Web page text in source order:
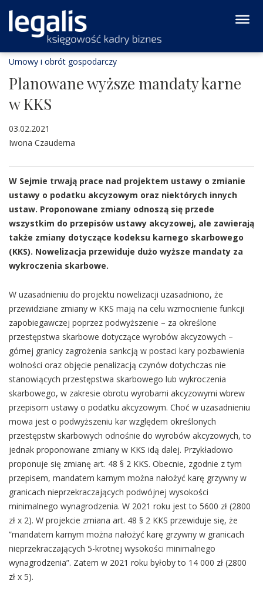
Umowy i obrót gospodarczy
Planowane wyższe mandaty karne
w KKS
03.02.2021
Iwona Czauderna
W Sejmie trwają prace nad projektem ustawy o zmianie
ustawy o podatku akcyzowym oraz niektórych innych
ustaw. Proponowane zmiany odnoszą się przede
wszystkim do przepisów ustawy akcyzowej, ale zawierają
także zmiany dotyczące kodeksu karnego skarbowego
(KKS). Nowelizacja przewiduje dużo wyższe mandaty za
wykroczenia skarbowe.
W uzasadnieniu do projektu nowelizacji uzasadniono, że
przewidziane zmiany w KKS mają na celu wzmocnienie funkcji
zapobiegawczej poprzez podwyższenie – za określone
przestępstwa skarbowe dotyczące wyrobów akcyzowych –
górnej granicy zagrożenia sankcją w postaci kary pozbawienia
wolności oraz objęcie penalizacją czynów dotychczas nie
stanowiących przestępstwa skarbowego lub wykroczenia
skarbowego, w zakresie obrotu wyrobami akcyzowymi wbrew
przepisom ustawy o podatku akcyzowym. Choć w uzasadnieniu
mowa jest o podwyższeniu kar względem określonych
przestępstw skarbowych odnośnie do wyrobów akcyzowych, to
jednak proponowane zmiany w KKS idą dalej. Przykładowo
proponuje się zmianę art. 48 § 2 KKS. Obecnie, zgodnie z tym
przepisem, mandatem karnym można nałożyć karę grzywny w
granicach nieprzekraczających podwójnej wysokości
minimalnego wynagrodzenia. W 2021 roku jest to 5600 zł (2800
zł x 2). W projekcie zmiana art. 48 § 2 KKS przewiduje się, że
”mandatem karnym można nałożyć karę grzywny w granicach
nieprzekraczających 5-krotnej wysokości minimalnego
wynagrodzenia”. Zatem w 2021 roku byłoby to 14 000 zł (2800
zł x 5).